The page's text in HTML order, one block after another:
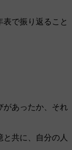
で振り返ること
があったか、それ
共に、自分の人